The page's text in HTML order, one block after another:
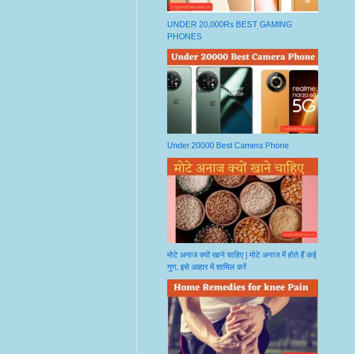
UNDER 20,000Rs BEST GAMING
PHONES
Under 20000 Best Camera Phone
मोटे अनाज क्यों खाने चाहिए | मोटे अनाज में होते हैं कई
गुण, इसे आहार में शामिल करें